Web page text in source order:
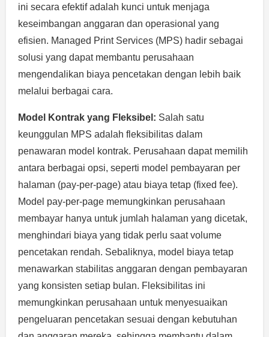
ini secara efektif adalah kunci untuk menjaga
keseimbangan anggaran dan operasional yang
efisien. Managed Print Services (MPS) hadir sebagai
solusi yang dapat membantu perusahaan
mengendalikan biaya pencetakan dengan lebih baik
melalui berbagai cara.
Model Kontrak yang Fleksibel: Salah satu
keunggulan MPS adalah fleksibilitas dalam
penawaran model kontrak. Perusahaan dapat memilih
antara berbagai opsi, seperti model pembayaran per
halaman (pay-per-page) atau biaya tetap (fixed fee).
Model pay-per-page memungkinkan perusahaan
membayar hanya untuk jumlah halaman yang dicetak,
menghindari biaya yang tidak perlu saat volume
pencetakan rendah. Sebaliknya, model biaya tetap
menawarkan stabilitas anggaran dengan pembayaran
yang konsisten setiap bulan. Fleksibilitas ini
memungkinkan perusahaan untuk menyesuaikan
pengeluaran pencetakan sesuai dengan kebutuhan